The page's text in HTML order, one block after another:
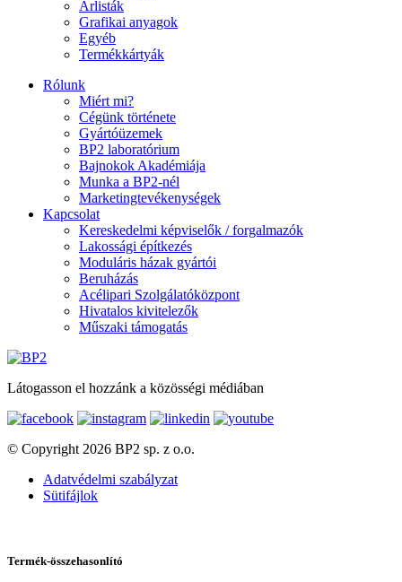
Árlisták
Grafikai anyagok
Egyéb
Termékkártyák
Rólunk
Miért mi?
Cégünk története
Gyártóüzemek
BP2 laboratórium
Bajnokok Akadémiája
Munka a BP2-nél
Marketingtevékenységek
Kapcsolat
Kereskedelmi képviselők / forgalmazók
Lakossági építkezés
Moduláris házak gyártói
Beruházás
Acélipari Szolgálatóközpont
Hivatalos kivitelezők
Műszaki támogatás
Látogasson el hozzánk a közösségi médiában
© Copyright 2026 BP2 sp. z o.o.
Adatvédelmi szabályzat
Sütifájlok
Termék-összehasonlító